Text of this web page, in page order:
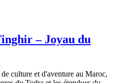
– Joyau du
culture et d'aventure au Maroc,